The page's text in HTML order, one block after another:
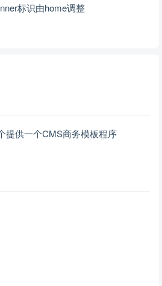
标识由home调整
提供一个CMS商务模板程序